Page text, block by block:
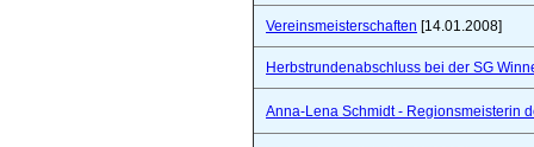
Vereinsmeisterschaften [14.01.2008]
Herbstrundenabschluss bei der SG
Anna-Lena Schmidt - Regionsmeisterin